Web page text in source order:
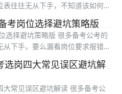
往往无从下手，不知道该如何梳
进各类隐性条件的坑。本文是粉
向所有备考公考的考生，围绕选
考岗位选择避坑策略版
选择避坑策略版 很多备考公考的
下手，要么漏看岗位要求报错
展，十分可惜。本文是粉笔整理
岗指导内容，从核心条件筛选步
选岗四大常见误区避坑解
常见误区避坑解读 很多备考公